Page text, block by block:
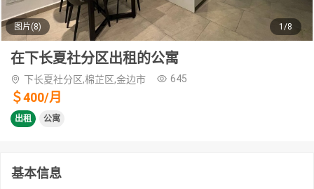
图片(8) 1/8
在下长夏社分区出租的公寓
下长夏社分区,棉芷区,金边市 645
＄400/月
出租 公寓
基本信息